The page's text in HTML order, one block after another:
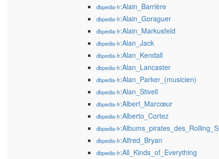
dbpedia-fr:Alain_Barrière
dbpedia-fr:Alain_Goraguer
dbpedia-fr:Alain_Markusfeld
dbpedia-fr:Alan_Jack
dbpedia-fr:Alan_Kendall
dbpedia-fr:Alan_Lancaster
dbpedia-fr:Alan_Parker_(musicien)
dbpedia-fr:Alan_Stivell
dbpedia-fr:Albert_Marcœur
dbpedia-fr:Alberto_Cortez
dbpedia-fr
dbpedia-fr:Alfred_Bryan
dbpedia-fr:All_Kinds_of_Everything